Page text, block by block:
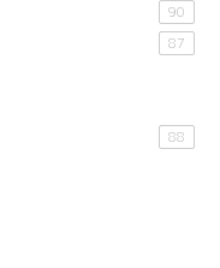
90
87
88